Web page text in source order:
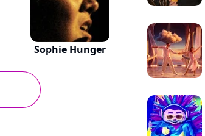
Sophie Hunger